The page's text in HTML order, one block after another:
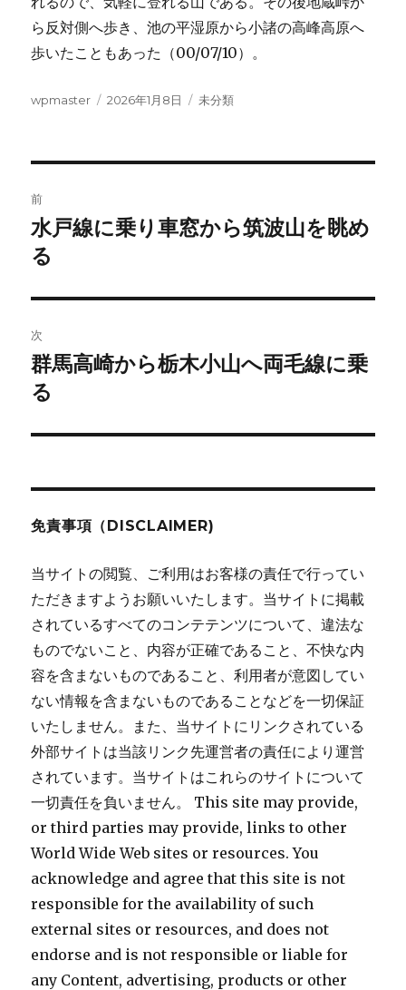
ら反対側へ歩き、池の平湿原から小諸の高峰高原へ
歩いたこともあった（00/07/10）。
投
wpmaster
投
2026年1月8日
カ
未分類
稿
ナ
ビ
ゲ
ー
シ
ン
前
前
の
稿:
水戸線に乗り車窓から筑波山を眺め
る
次
次
の
稿:
群馬高崎から栃木小山へ両毛線に乗
る
免責事項（DISCLAIMER)
当サイトの閲覧、ご利用はお客様の責任で行ってい
ただきますようお願いいたします。当サイトに掲載
されているすべてのコンテテンツについて、違法な
ものでないこと、内容が正確であること、不快な内
容を含まないものであること、利用者が意図してい
ない情報を含まないものであることなどを一切保証
いたしません。また、当サイトにリンクされている
外部サイトは当該リンク先運営者の責任により運営
されています。当サイトはこれらのサイトについて
一切責任を負いません。 This site may provide,
or third parties may provide, links to other
World Wide Web sites or resources. You
acknowledge and agree that this site is not
responsible for the availability of such
external sites or resources, and does not
endorse and is not responsible or liable for
any Content, advertising, products or other